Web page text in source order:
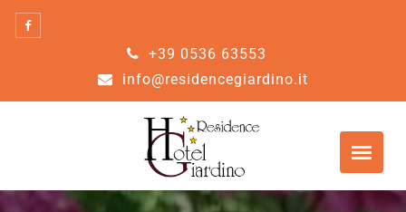
Skip
+39 0536 63553
info@residencegiardino.it